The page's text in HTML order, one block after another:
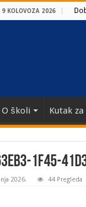
9 KOLOVOZA 2026
O školi Kutak
1f45-
2026. 44 Pregleda